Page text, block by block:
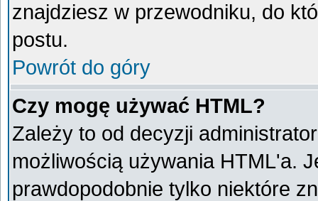
znajdziesz w przewodniku, do
postu.
Powrót do góry
Czy mogę używać HTML?
Zależy to od decyzji
możliwością używania HTML'a.
prawdopodobnie tylko niektóre